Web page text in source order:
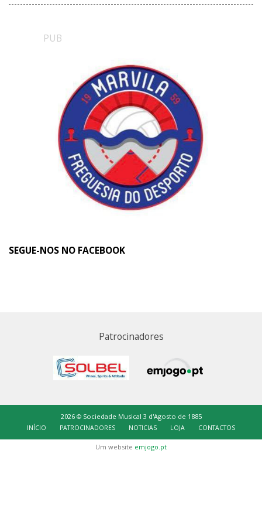
PUB
SEGUE-NOS NO FACEBOOK
Patrocinadores
2026 © Sociedade Musical 3 d'Agosto de 1885
INÍCIO PATROCINADORES NOTICIAS LOJA CONTACTOS
Um website emjogo.pt